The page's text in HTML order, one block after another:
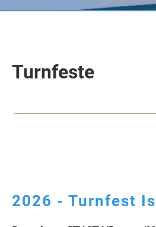
Turnfeste
2026 - Turnfest